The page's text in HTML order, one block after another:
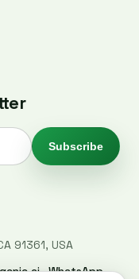
Subscribe
91361, USA
·WhatsApp